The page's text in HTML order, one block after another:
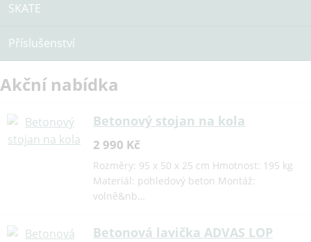
SKATE
Příslušenství
Akční nabídka
Betonový stojan na kola
2 990 Kč
Rozměry: 95 x 50 x 25 cm Hmotnost: 195 kg
Materiál: pohledový beton Montáž:
volně&nb…
Betonová lavička ADVAS LOP